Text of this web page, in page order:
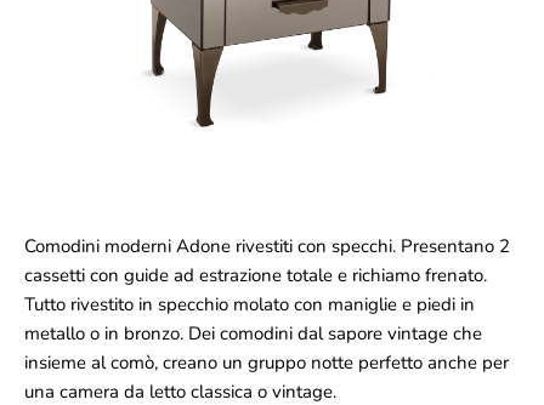
Comodini moderni Adone rivestiti con specchi. Presentano 2
cassetti con guide ad estrazione totale e richiamo frenato.
Tutto rivestito in specchio molato con maniglie e piedi in
metallo o in bronzo. Dei comodini dal sapore vintage che
insieme al comò, creano un gruppo notte perfetto anche per
una camera da letto classica o vintage.